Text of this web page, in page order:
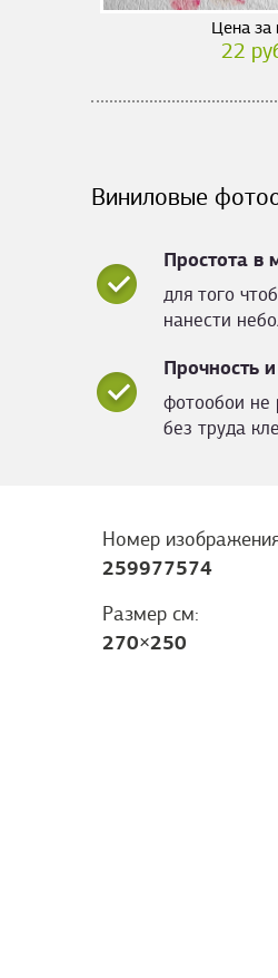
Цена за
22
Виниловые
Простота в
для того
нанести
Прочность
фотообои не
без труда
Номер
259977574
Размер см:
270×250